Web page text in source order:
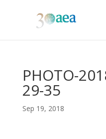
PHOTO-
29-35
Sep 19, 2018